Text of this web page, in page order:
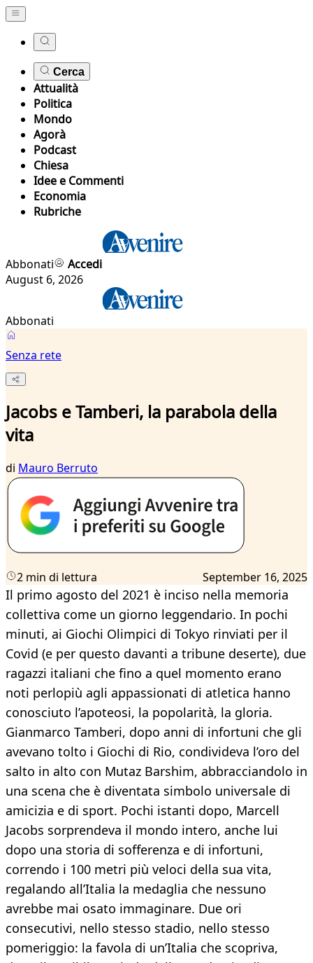
Cerca
Attualità
Politica
Mondo
Agorà
Podcast
Chiesa
Idee e Commenti
Economia
Rubriche
Abbonati
Accedi
August 6, 2026
Abbonati
Senza rete
Jacobs e Tamberi, la parabola della
vita
di Mauro Berruto
2 min di lettura September 16, 2025
Il primo agosto del 2021 è inciso nella memoria
collettiva come un giorno leggendario. In pochi
minuti, ai Giochi Olimpici di Tokyo rinviati per il
Covid (e per questo davanti a tribune deserte), due
ragazzi italiani che fino a quel momento erano
noti perlopiù agli appassionati di atletica hanno
conosciuto l’apoteosi, la popolarità, la gloria.
Gianmarco Tamberi, dopo anni di infortuni che gli
avevano tolto i Giochi di Rio, condivideva l’oro del
salto in alto con Mutaz Barshim, abbracciandolo in
una scena che è diventata simbolo universale di
amicizia e di sport. Pochi istanti dopo, Marcell
Jacobs sorprendeva il mondo intero, anche lui
dopo una storia di sofferenza e di infortuni,
correndo i 100 metri più veloci della sua vita,
regalando all’Italia la medaglia che nessuno
avrebbe mai osato immaginare. Due ori
consecutivi, nello stesso stadio, nello stesso
pomeriggio: la favola di un’Italia che scopriva,